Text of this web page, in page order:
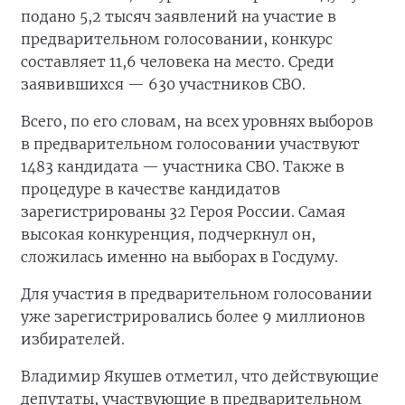
подано 5,2 тысяч заявлений на участие в
предварительном голосовании, конкурс
составляет 11,6 человека на место. Среди
заявившихся — 630 участников СВО.
Всего, по его словам, на всех уровнях выборов
в предварительном голосовании участвуют
1483 кандидата — участника СВО. Также в
процедуре в качестве кандидатов
зарегистрированы 32 Героя России. Самая
высокая конкуренция, подчеркнул он,
сложилась именно на выборах в Госдуму.
Для участия в предварительном голосовании
уже зарегистрировались более 9 миллионов
избирателей.
Владимир Якушев отметил, что действующие
депутаты, участвующие в предварительном